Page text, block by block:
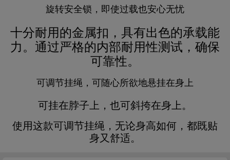
旋转安全锁，即使过载也安心无忧
十分耐用的金属扣，具有出色的承载能
力。通过严格的内部耐用性测试，确保
可靠性。
可调节挂绳，可随心所欲地悬挂在身上
可挂在脖子上，也可斜挎在身上。
使用这款可调节挂绳，无论身高如何，都既贴
身又舒适。